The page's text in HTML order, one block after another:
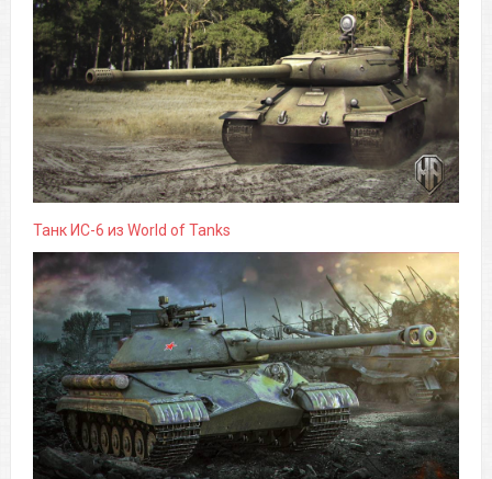
Танк ИС-6 из World of Tanks